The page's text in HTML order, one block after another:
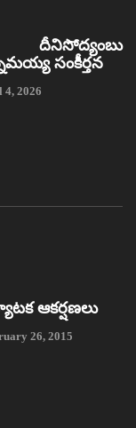
దీనిసోద్యంబు
సంకీర్తన
4, 2026
ఆకర్షణలు
26, 2015